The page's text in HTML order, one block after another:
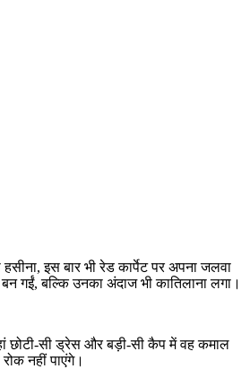
इस बार भी रेड कार्पेट पर अपना जलवा
गईं, बल्कि उनका अंदाज भी कातिलाना लगा।
छोटी-सी ड्रेस और बड़ी-सी कैप में वह कमाल
नहीं पाएंगे।